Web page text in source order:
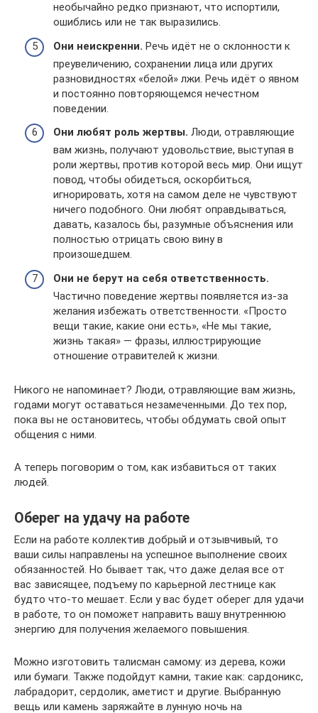
необычайно редко признают, что испортили,
ошиблись или не так выразились.
Они неискренни. Речь идёт не о склонности к
преувеличению, сохранении лица или других
разновидностях «белой» лжи. Речь идёт о явном
и постоянно повторяющемся нечестном
поведении.
Они любят роль жертвы. Люди, отравляющие
вам жизнь, получают удовольствие, выступая в
роли жертвы, против которой весь мир. Они ищут
повод, чтобы обидеться, оскорбиться,
игнорировать, хотя на самом деле не чувствуют
ничего подобного. Они любят оправдываться,
давать, казалось бы, разумные объяснения или
полностью отрицать свою вину в
произошедшем.
Они не берут на себя ответственность.
Частично поведение жертвы появляется из-за
желания избежать ответственности. «Просто
вещи такие, какие они есть», «Не мы такие,
жизнь такая» — фразы, иллюстрирующие
отношение отравителей к жизни.
Никого не напоминает? Люди, отравляющие вам жизнь,
годами могут оставаться незамеченными. До тех пор,
пока вы не остановитесь, чтобы обдумать свой опыт
общения с ними.
А теперь поговорим о том, как избавиться от таких
людей.
Оберег на удачу на работе
Если на работе коллектив добрый и отзывчивый, то
ваши силы направлены на успешное выполнение своих
обязанностей. Но бывает так, что даже делая все от
вас зависящее, подъему по карьерной лестнице как
будто что-то мешает. Если у вас будет оберег для удачи
в работе, то он поможет направить вашу внутреннюю
энергию для получения желаемого повышения.
Можно изготовить талисман самому: из дерева, кожи
или бумаги. Также подойдут камни, такие как: сардоникс,
лабрадорит, сердолик, аметист и другие. Выбранную
вещь или камень заряжайте в лунную ночь на